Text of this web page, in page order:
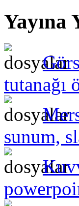
Yayına
tutanağı
sunum,